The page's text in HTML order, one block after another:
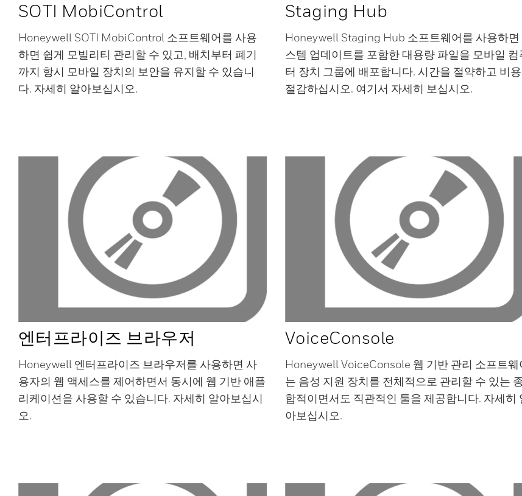
SOTI MobiControl
Honeywell SOTI MobiControl 소프트웨어를 사용
하면 쉽게 모빌리티 관리할 수 있고, 배치부터 폐기
까지 항시 모바일 장치의 보안을 유지할 수 있습니
다. 자세히 알아보십시오.
Staging Hub
Honeywell Staging Hub 소프트웨어를 사용하면
스템 업데이트를 포함한 대용량 파일을 모바일 컴
터 장치 그룹에 배포합니다. 시간을 절약하고 비
절감하십시오. 여기서 자세히 보십시오.
엔터프라이즈 브라우저
Honeywell 엔터프라이즈 브라우저를 사용하면 사
용자의 웹 액세스를 제어하면서 동시에 웹 기반 애플
리케이션을 사용할 수 있습니다. 자세히 알아보십시
오.
VoiceConsole
Honeywell VoiceConsole 웹 기반 관리 소프트웨
는 음성 지원 장치를 전체적으로 관리할 수 있는
합적이면서도 직관적인 툴을 제공합니다. 자세히
아보십시오.